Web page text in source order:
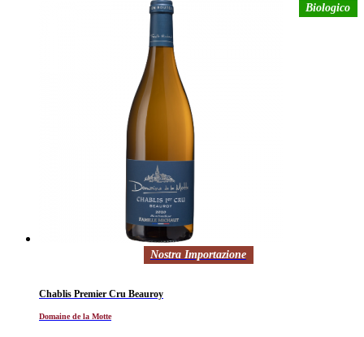
Biologico
Nostra Importazione
Chablis Premier Cru Beauroy
Domaine de la Motte